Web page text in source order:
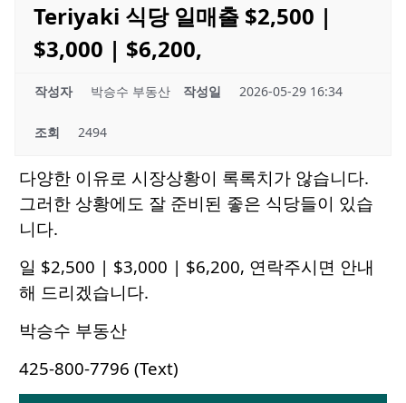
Teriyaki 식당 일매출 $2,500 |
$3,000 | $6,200,
작성자 박승수 부동산 작성일 2026-05-29 16:34
조회 2494
다양한 이유로 시장상황이 록록치가 않습니다.
그러한 상황에도 잘 준비된 좋은 식당들이 있습
니다.
일 $2,500 | $3,000 | $6,200, 연락주시면 안내
해 드리겠습니다.
박승수 부동산
425-800-7796 (Text)